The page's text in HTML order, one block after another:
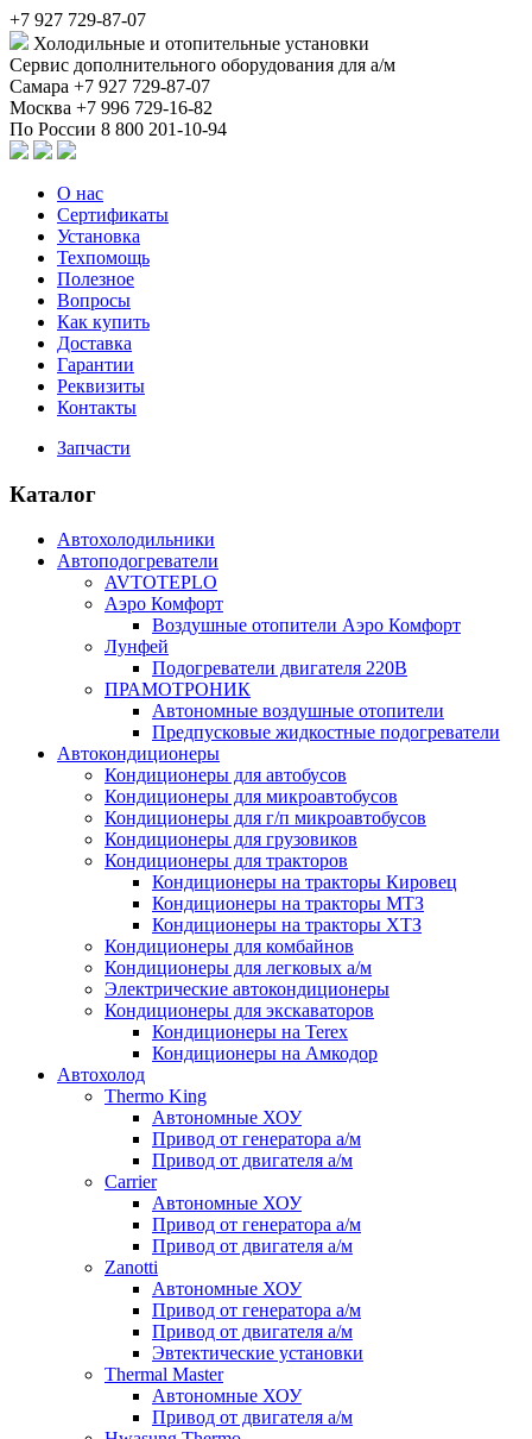
+7 927 729-87-07
Холодильные и отопительные установки
Сервис дополнительного оборудования для а/м
Самара +7 927 729-87-07
Москва +7 996 729-16-82
По России 8 800 201-10-94
О нас
Сертификаты
Установка
Техпомощь
Полезное
Вопросы
Как купить
Доставка
Гарантии
Реквизиты
Контакты
Запчасти
Каталог
Автохолодильники
Автоподогреватели
AVTOTEPLO
Аэро Комфорт
Воздушные отопители Аэро Комфорт
Лунфей
Подогреватели двигателя 220В
ПРАМОТРОНИК
Автономные воздушные отопители
Предпусковые жидкостные подогреватели
Автокондиционеры
Кондиционеры для автобусов
Кондиционеры для микроавтобусов
Кондиционеры для г/п микроавтобусов
Кондиционеры для грузовиков
Кондиционеры для тракторов
Кондиционеры на тракторы Кировец
Кондиционеры на тракторы МТЗ
Кондиционеры на тракторы ХТЗ
Кондиционеры для комбайнов
Кондиционеры для легковых а/м
Электрические автокондиционеры
Кондиционеры для экскаваторов
Кондиционеры на Terex
Кондиционеры на Амкодор
Автохолод
Thermo King
Автономные ХОУ
Привод от генератора а/м
Привод от двигателя а/м
Carrier
Автономные ХОУ
Привод от генератора а/м
Привод от двигателя а/м
Zanotti
Автономные ХОУ
Привод от генератора а/м
Привод от двигателя а/м
Эвтектические установки
Thermal Master
Автономные ХОУ
Привод от двигателя а/м